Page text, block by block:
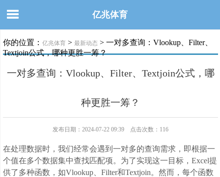
亿兆体育
你的位置： 亿兆体育 > 最新动态 > 一对多查询：Vlookup、Filter、
Textjoin公式，哪种更胜一筹？
一对多查询：Vlookup、Filter、Textjoin公式，哪
种更胜一筹？
发布日期：2024-07-22 09:39 点击次数：116
在处理数据时，我们经常会遇到一对多的查询需求，即根据一
个值在多个数据集中查找匹配项。为了实现这一目标，Excel提
供了多种函数，如Vlookup、Filter和Textjoin。然而，每个函数